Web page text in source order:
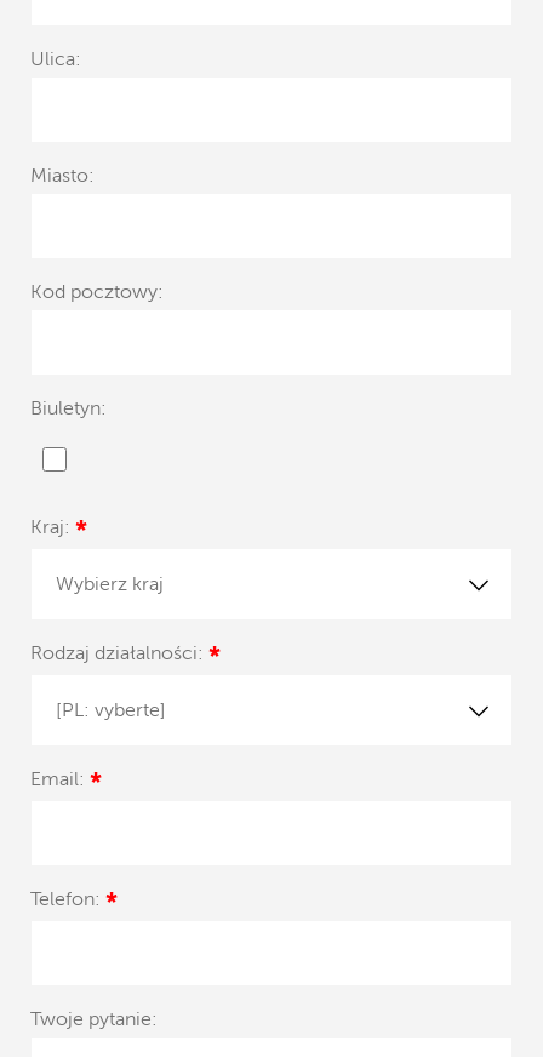
Ulica:
Miasto:
Kod pocztowy:
Biuletyn:
Kraj: *
Wybierz kraj
Rodzaj działalności: *
[PL: vyberte]
Email: *
Telefon: *
Twoje pytanie: